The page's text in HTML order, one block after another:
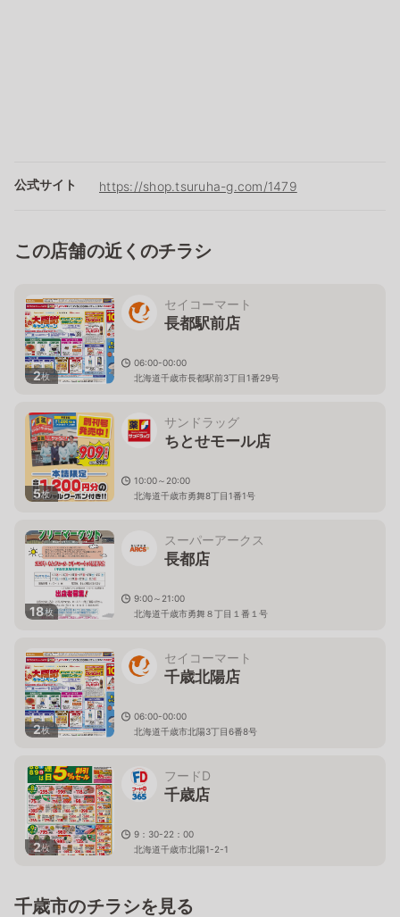
公式サイト https://shop.tsuruha-g.com/1479
この店舗の近くのチラシ
2枚
セイコーマート
長都駅前店
06:00-00:00
北海道千歳市長都駅前3丁目1番29号
5枚
サンドラッグ
ちとせモール店
10:00～20:00
北海道千歳市勇舞8丁目1番1号
18枚
スーパーアークス
長都店
9:00～21:00
北海道千歳市勇舞８丁目１番１号
2枚
セイコーマート
千歳北陽店
06:00-00:00
北海道千歳市北陽3丁目6番8号
2枚
フードD
千歳店
9：30-22：00
北海道千歳市北陽1-2-1
千歳市のチラシを見る